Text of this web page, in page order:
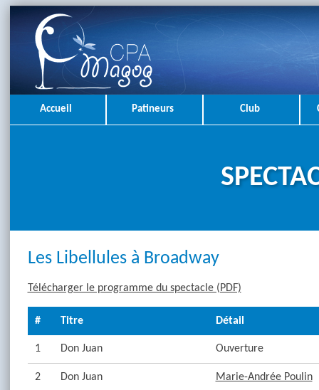
Accueil Patineurs Club
Les Libellules à Broadway
Télécharger le programme du spectacle (PDF)
# Titre Détail
1 Don Juan Ouverture
2 Don Juan Marie-Andrée Poulin